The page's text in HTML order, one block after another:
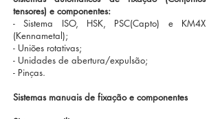
tensores) e componentes:
- Sistema ISO, HSK, PSC(Capto) e KM4X
(Kennametal);
- Uniões rotativas;
- Unidades de abertura/expulsão;
- Pinças.
Sistemas manuais de fixação e componentes